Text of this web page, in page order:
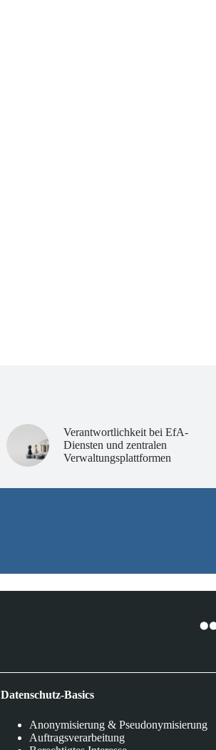
Verantwortlichkeit bei EfA-
Diensten und zentralen
Verwaltungsplattformen
Datenschutz-Basics
Anonymisierung & Pseudonymisierung
Auftragsverarbeitung